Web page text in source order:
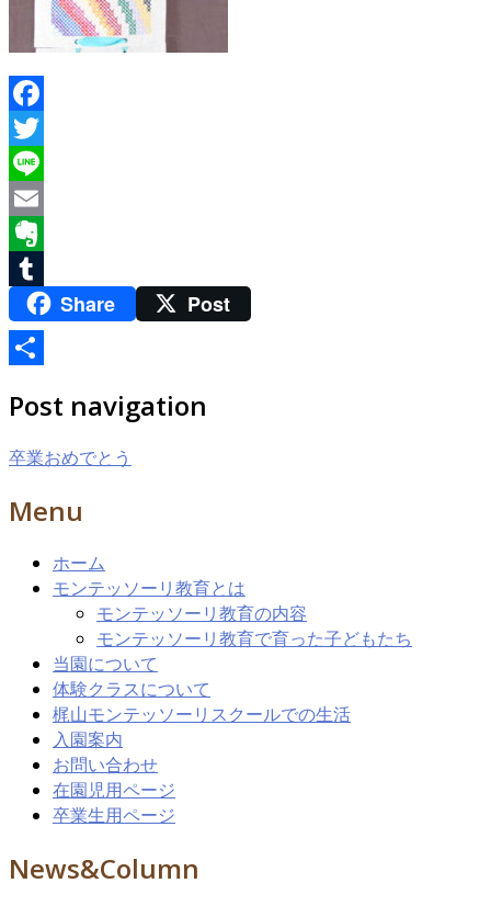
Facebook
Twitter
Line
Email
Evernote
TumblrShare Post
有
Post navigation
卒業おめでとう
Menu
ホーム
モンテッソーリ教育とは
モンテッソーリ教育の内容
モンテッソーリ教育で育った子どもたち
当園について
体験クラスについて
梶山モンテッソーリスクールでの生活
入園案内
お問い合わせ
在園児用ページ
卒業生用ページ
News&Column